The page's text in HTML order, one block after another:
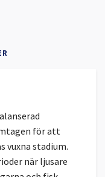
för att
vuxna stadium.
när ljusare